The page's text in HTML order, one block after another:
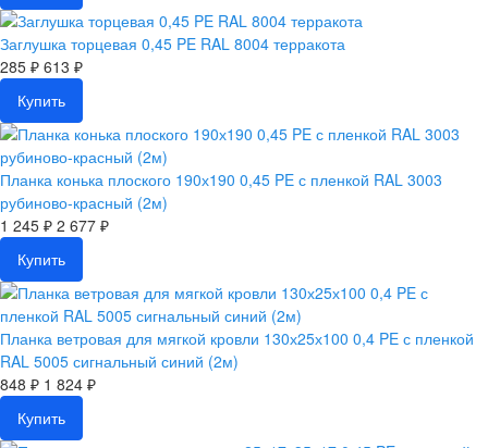
Заглушка торцевая 0,45 PE RAL 8004 терракота
285 ₽ 613 ₽
Купить
Планка конька плоского 190х190 0,45 PE с пленкой RAL 3003
рубиново-красный (2м)
1 245 ₽ 2 677 ₽
Купить
Планка ветровая для мягкой кровли 130х25х100 0,4 PE с пленкой
RAL 5005 сигнальный синий (2м)
848 ₽ 1 824 ₽
Купить